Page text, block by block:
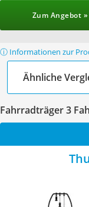
Zum Angebot »
ⓘ Informationen zur
Ähnliche
Fahrradträger 3